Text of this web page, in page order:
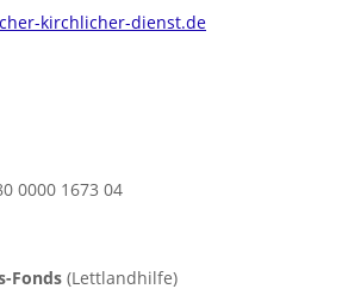
kirchlicher-dienst.de
0000 1673 04
Fonds (Lettlandhilfe)